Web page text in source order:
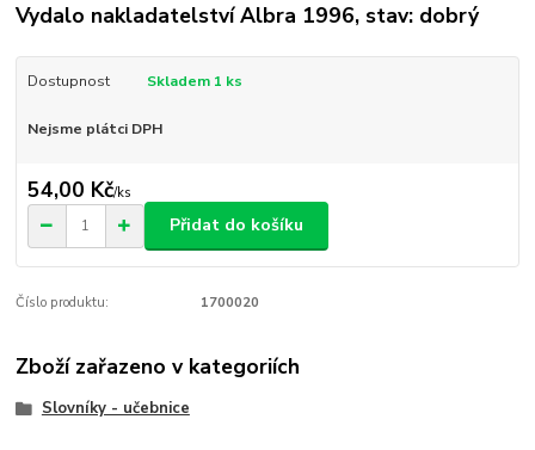
Vydalo nakladatelství Albra 1996, stav: dobrý
Dostupnost Skladem 1 ks
Nejsme plátci DPH
54,00 Kč/ks
Přidat do košíku
Číslo produktu: 1700020
Zboží zařazeno v kategoriích
Slovníky - učebnice